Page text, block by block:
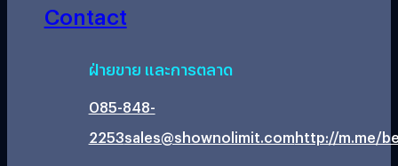
Contact
ฝ่ายขาย และการตลาด
085-848-
2253sales@shownolimit.comhttp://m.me/